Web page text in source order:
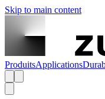
Skip to main content
ProduitsApplications